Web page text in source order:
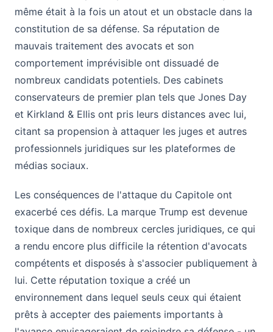
même était à la fois un atout et un obstacle dans la
constitution de sa défense. Sa réputation de
mauvais traitement des avocats et son
comportement imprévisible ont dissuadé de
nombreux candidats potentiels. Des cabinets
conservateurs de premier plan tels que Jones Day
et Kirkland & Ellis ont pris leurs distances avec lui,
citant sa propension à attaquer les juges et autres
professionnels juridiques sur les plateformes de
médias sociaux.
Les conséquences de l'attaque du Capitole ont
exacerbé ces défis. La marque Trump est devenue
toxique dans de nombreux cercles juridiques, ce qui
a rendu encore plus difficile la rétention d'avocats
compétents et disposés à s'associer publiquement à
lui. Cette réputation toxique a créé un
environnement dans lequel seuls ceux qui étaient
prêts à accepter des paiements importants à